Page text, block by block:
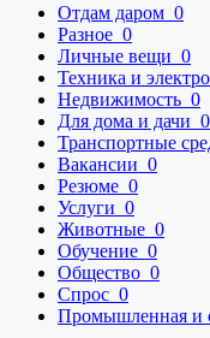
Отдам даром 0
Разное 0
Личные вещи 0
Техника и
Недвижимость 0
Для дома и дачи 0
Транспортные
Вакансии 0
Резюме 0
Услуги 0
Животные 0
Обучение 0
Общество 0
Спрос 0
Промышленная и